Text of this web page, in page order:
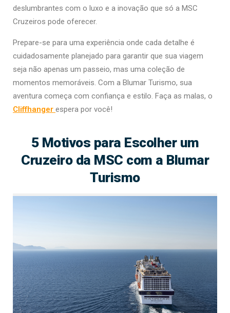
deslumbrantes com o luxo e a inovação que só a MSC
Cruzeiros pode oferecer.
Prepare-se para uma experiência onde cada detalhe é
cuidadosamente planejado para garantir que sua viagem
seja não apenas um passeio, mas uma coleção de
momentos memoráveis. Com a Blumar Turismo, sua
aventura começa com confiança e estilo. Faça as malas, o
Cliffhanger espera por você!
5 Motivos para Escolher um
Cruzeiro da MSC com a Blumar
Turismo